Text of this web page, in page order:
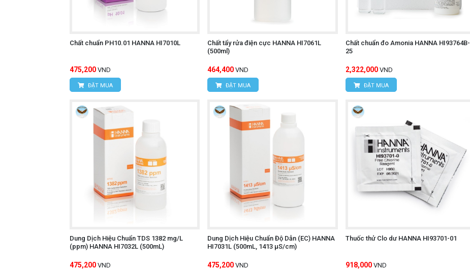
Chất chuẩn PH10.01 HANNA HI7010L
475,200 VND
ĐẶT MUA
Chất tẩy rửa điện cực HANNA HI7061L
(500ml)
464,400 VND
ĐẶT MUA
Chất chuẩn đo Amonia HANNA HI93764B-
25
2,322,000 VND
ĐẶT MUA
Dung Dịch Hiệu Chuẩn TDS 1382 mg/L
(ppm) HANNA HI7032L (500mL)
475,200 VND
Dung Dịch Hiệu Chuẩn Độ Dẫn (EC) HANNA
HI7031L (500mL, 1413 µS/cm)
475,200 VND
Thuốc thử Clo dư HANNA HI93701-01
918,000 VND